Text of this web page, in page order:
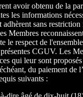
avoir obtenu de la
les informations
adhèrent sans
Membres
le respect de
CGUV. Les
qui leur sont
du paiement de
suivants :